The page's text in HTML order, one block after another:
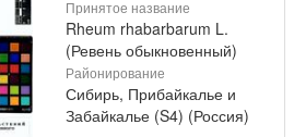
Принятое название
Rheum rhabarbarum L.
(Ревень обыкновенный)
Районирование
Сибирь, Прибайкалье и
Забайкалье (S4) (Россия)